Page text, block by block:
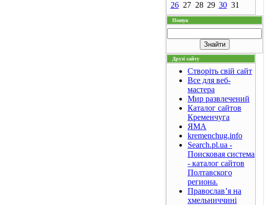
26 27 28 29 30 31
Пошук
Друзі сайту
Створіть свій сайт
Все для веб-
мастера
Мир развлечений
Каталог сайтов
Кременчуга
ЯМА
kremenchug.info
Search.pl.ua -
Поисковая система
- каталог сайтов
Полтавского
региона.
Православ’я на
хмельниччині